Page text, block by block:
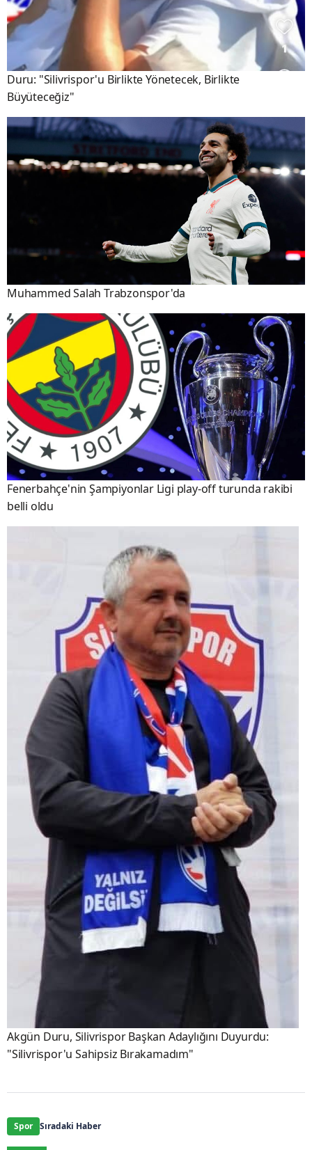
Duru: "Silivrispor'u Birlikte Yönetecek, Birlikte
Büyüteceğiz"
Muhammed Salah Trabzonspor'da
Fenerbahçe'nin Şampiyonlar Ligi play-off turunda rakibi
belli oldu
Akgün Duru, Silivrispor Başkan Adaylığını Duyurdu:
"Silivrispor'u Sahipsiz Bırakamadım"
Spor Sıradaki Haber